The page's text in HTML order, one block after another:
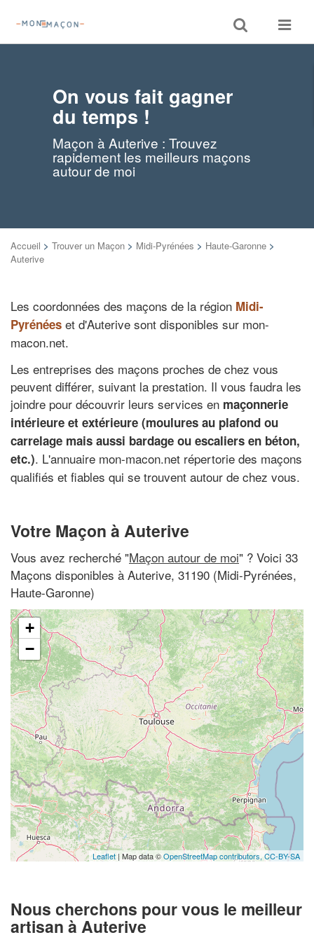
Toggle
search
Toggle
On vous fait gagner
du temps !
Maçon à Auterive : Trouvez
rapidement les meilleurs maçons
autour de moi
Accueil > Trouver un Maçon > Midi-Pyrénées > Haute-Garonne >
Auterive
Les coordonnées des maçons de la région Midi-
Pyrénées et d'Auterive sont disponibles sur mon-
macon.net.
Les entreprises des maçons proches de chez vous
peuvent différer, suivant la prestation. Il vous faudra les
joindre pour découvrir leurs services en maçonnerie
intérieure et extérieure (moulures au plafond ou
carrelage mais aussi bardage ou escaliers en béton,
etc.). L'annuaire mon-macon.net répertorie des maçons
qualifiés et fiables qui se trouvent autour de chez vous.
Votre Maçon à Auterive
Vous avez recherché "Maçon autour de moi" ? Voici 33
Maçons disponibles à Auterive, 31190 (Midi-Pyrénées,
Haute-Garonne)
+
−
Leaflet | Map data ©OpenStreetMap contributors, CC-BY-SA
Nous cherchons pour vous le meilleur
artisan à Auterive